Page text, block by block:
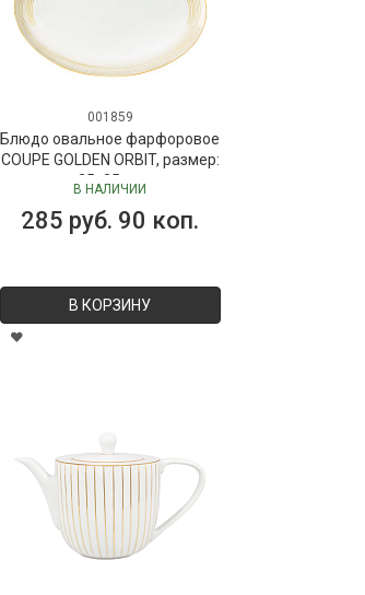
001859
Блюдо овальное фарфоровое
COUPE GOLDEN ORBIT, размер:
35х25 см
В НАЛИЧИИ
285 руб. 90 коп.
В КОРЗИНУ